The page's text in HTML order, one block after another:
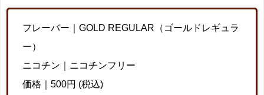
フレーバー｜GOLD REGULAR（ゴールドレギュラ
ー）
ニコチン｜ニコチンフリー
価格｜500円 (税込)